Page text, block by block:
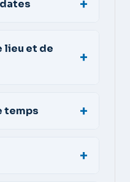
lieu et de
temps